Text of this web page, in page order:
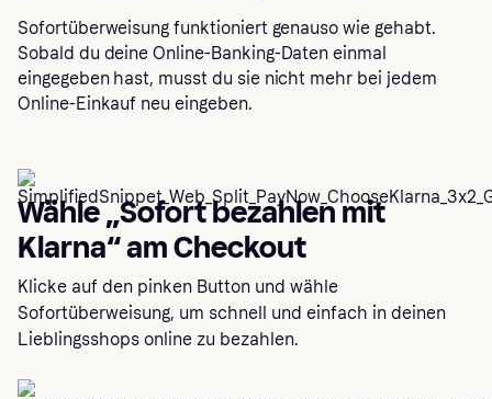
Sofortüberweisung funktioniert genauso wie gehabt.
Sobald du deine Online-Banking-Daten einmal
eingegeben hast, musst du sie nicht mehr bei jedem
Online-Einkauf neu eingeben.
Wähle „Sofort bezahlen mit
Klarna“ am Checkout
Klicke auf den pinken Button und wähle
Sofortüberweisung, um schnell und einfach in deinen
Lieblingsshops online zu bezahlen.